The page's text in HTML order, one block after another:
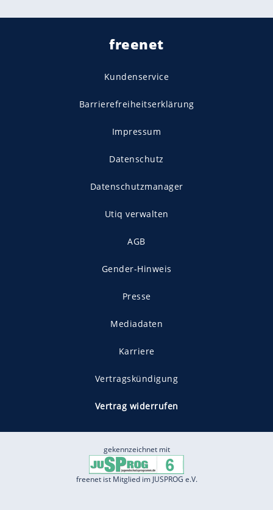
freenet
Kundenservice
Barrierefreiheitserklärung
Impressum
Datenschutz
Datenschutzmanager
Utiq verwalten
AGB
Gender-Hinweis
Presse
Mediadaten
Karriere
Vertragskündigung
Vertrag widerrufen
gekennzeichnet mit
freenet ist Mitglied im JUSPROG e.V.